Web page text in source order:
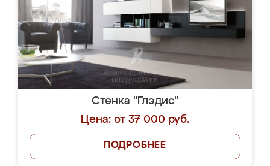
Стенка "Глэдис"
Цена: от 37 000 руб.
ПОДРОБНЕЕ